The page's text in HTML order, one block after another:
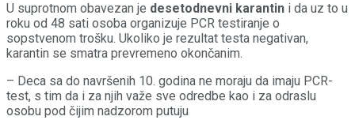
U suprotnom obavezan je desetodnevni karantin i da uz to u
roku od 48 sati osoba organizuje PCR testiranje o
sopstvenom trošku. Ukoliko je rezultat testa negativan,
karantin se smatra prevremeno okončanim.
– Deca sa do navršenih 10. godina ne moraju da imaju PCR-
test, s tim da i za njih važe sve odredbe kao i za odraslu
osobu pod čijim nadzorom putuju